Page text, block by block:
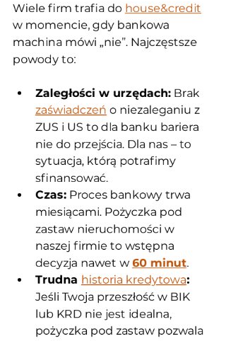
Wiele firm trafia do house&credit
w momencie, gdy bankowa
machina mówi „nie”. Najczęstsze
powody to:
Zaległości w urzędach: Brak
zaświadczeń o niezaleganiu z
ZUS i US to dla banku bariera
nie do przejścia. Dla nas – to
sytuacja, którą potrafimy
sfinansować.
Czas: Proces bankowy trwa
miesiącami. Pożyczka pod
zastaw nieruchomości w
naszej firmie to wstępna
decyzja nawet w 60 minut.
Trudna historia kredytowa:
Jeśli Twoja przeszłość w BIK
lub KRD nie jest idealna,
pożyczka pod zastaw pozwala